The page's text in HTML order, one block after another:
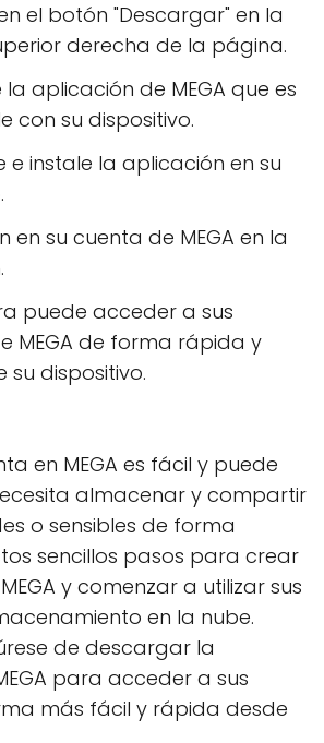
el botón "Descargar" en la
derecha de la página.
la aplicación de MEGA que es
con su dispositivo.
e instale la aplicación en su
en su cuenta de MEGA en la
puede acceder a sus
MEGA de forma rápida y
su dispositivo.
en MEGA es fácil y puede
almacenar y compartir
o sensibles de forma
sencillos pasos para crear
y comenzar a utilizar sus
en la nube.
de descargar la
para acceder a sus
más fácil y rápida desde